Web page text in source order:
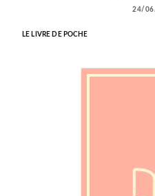
24/
LE LIVRE DE POCHE